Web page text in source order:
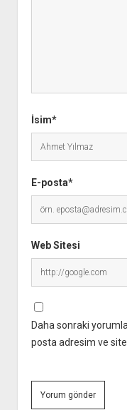
İsim*
E-posta*
Web Sitesi
Daha sonraki
posta adresim ve site